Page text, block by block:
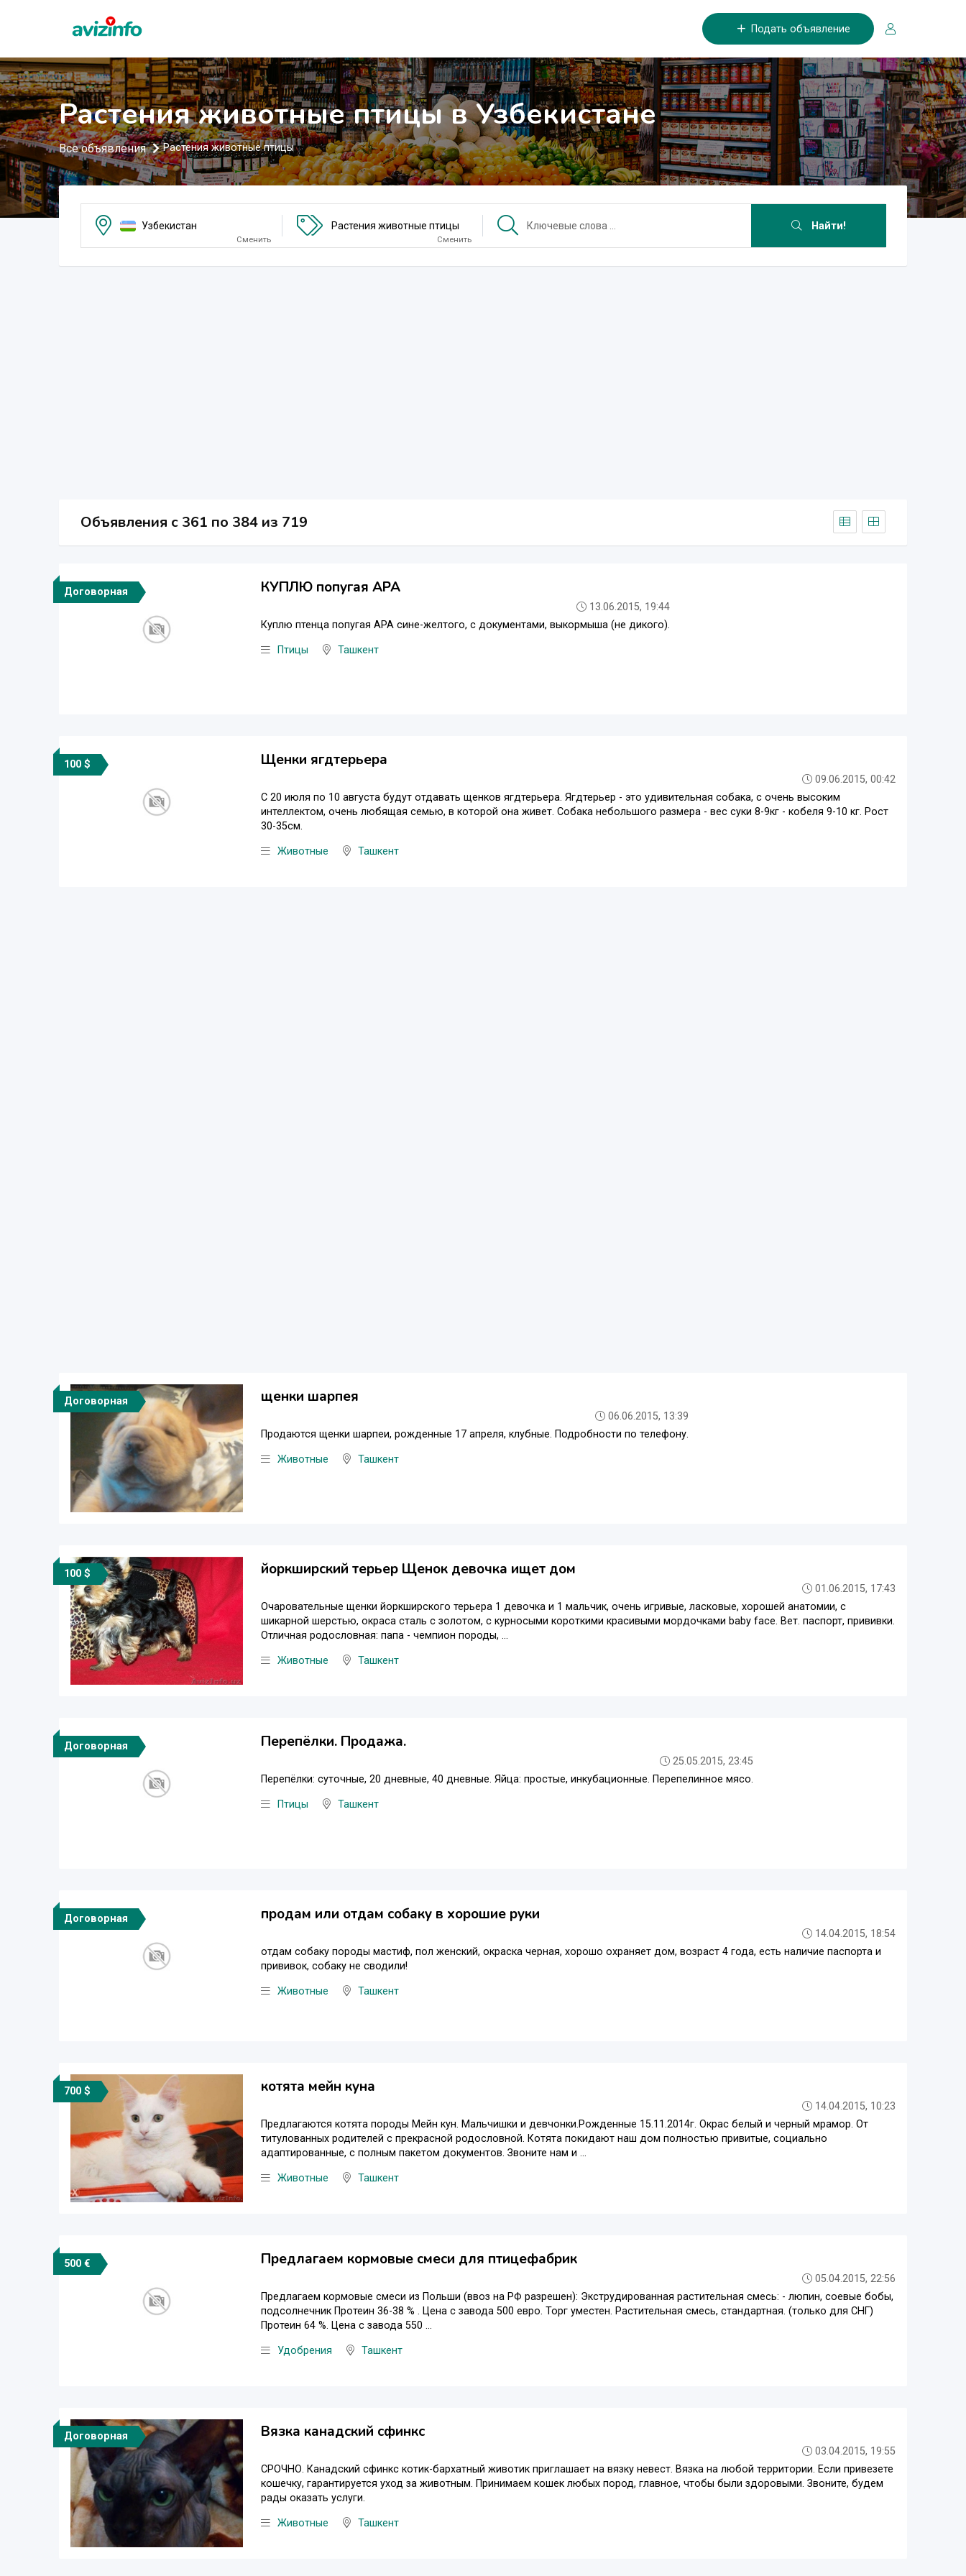
Подать объявление
Растения животные птицы в Узбекистане
Все объявления Растения животные птицы
Узбекистан
Сменить
Растения животные птицы
Сменить
Найти!
Объявления c 361 по 384 из 719
Договорная КУПЛЮ попугая АРА
13.06.2015, 19:44
Куплю птенца попугая АРА сине-желтого, с документами, выкормыша (не дикого).
Птицы Ташкент
100 $ Щенки ягдтерьера
09.06.2015, 00:42
С 20 июля по 10 августа будут отдавать щенков ягдтерьера. Ягдтерьер - это удивительная собака, с очень высоким
интеллектом, очень любящая семью, в которой она живет. Собака небольшого размера - вес суки 8-9кг - кобеля 9-10 кг. Рост
30-35см.
Животные Ташкент
Договорная щенки шарпея
06.06.2015, 13:39
Продаются щенки шарпеи, рожденные 17 апреля, клубные. Подробности по телефону.
Животные Ташкент
100 $ йоркширский терьер Щенок девочка ищет дом
01.06.2015, 17:43
Очаровательные щенки йоркширского терьера 1 девочка и 1 мальчик, очень игривые, ласковые, хорошей анатомии, с
шикарной шерстью, окраса сталь с золотом, с курносыми короткими красивыми мордочками baby face. Вет. паспорт, прививки.
Отличная родословная: папа - чемпион породы, ...
Животные Ташкент
Договорная Перепёлки. Продажа.
25.05.2015, 23:45
Перепёлки: суточные, 20 дневные, 40 дневные. Яйца: простые, инкубационные. Перепелинное мясо.
Птицы Ташкент
Договорная продам или отдам собаку в хорошие руки
14.04.2015, 18:54
отдам собаку породы мастиф, пол женский, окраска черная, хорошо охраняет дом, возраст 4 года, есть наличие паспорта и
прививок, собаку не сводили!
Животные Ташкент
700 $ котята мейн куна
14.04.2015, 10:23
Предлагаются котята породы Мейн кун. Мальчишки и девчонки.Рожденные 15.11.2014г. Окрас белый и черный мрамор. От
титулованных родителей с прекрасной родословной. Котята покидают наш дом полностью привитые, социально
адаптированные, с полным пакетом документов. Звоните нам и ...
Животные Ташкент
500 € Предлагаем кормовые смеси для птицефабрик
05.04.2015, 22:56
Предлагаем кормовые смеси из Польши (ввоз на РФ разрешен): Экструдированная растительная смесь: - люпин, соевые бобы,
подсолнечник Протеин 36-38 % . Цена с завода 500 евро. Торг уместен. Растительная смесь, стандартная. (только для СНГ)
Протеин 64 %. Цена с завода 550 ...
Удобрения Ташкент
Договорная Вязка канадский сфинкс
03.04.2015, 19:55
СРОЧНО. Канадский сфинкс котик-бархатный животик приглашает на вязку невест. Вязка на любой территории. Если привезете
кошечку, гарантируется уход за животным. Принимаем кошек любых пород, главное, чтобы были здоровыми. Звоните, будем
рады оказать услуги.
Животные Ташкент